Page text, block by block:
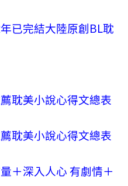
已完結大陸原創BL耽
耽美小說心得文總表
耽美小說心得文總表
＋深入人心 有劇情＋